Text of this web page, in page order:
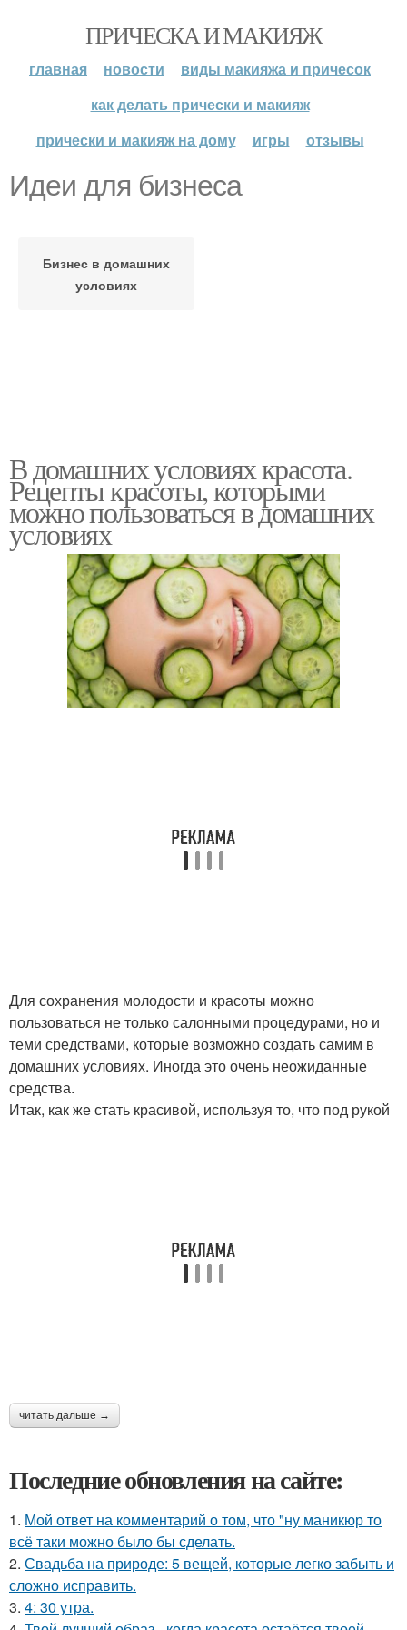
ПРИЧЕСКА И МАКИЯЖ
главная новости
виды макияжа и причесок
как делать прически и макияж
прически и макияж на дому
игры отзывы
Идеи для бизнеса
Бизнес в домашних
условиях
В домашних условиях красота.
Рецепты красоты, которыми
можно пользоваться в домашних
условиях
Для сохранения молодости и красоты можно
пользоваться не только салонными процедурами, но и
теми средствами, которые возможно создать самим в
домашних условиях. Иногда это очень неожиданные
средства.
Итак, как же стать красивой, используя то, что под рукой
читать дальше →
Последние обновления на сайте:
1. Мой ответ на комментарий о том, что "ну маникюр то
всё таки можно было бы сделать.
2. Свадьба на природе: 5 вещей, которые легко забыть и
сложно исправить.
3. 4: 30 утра.